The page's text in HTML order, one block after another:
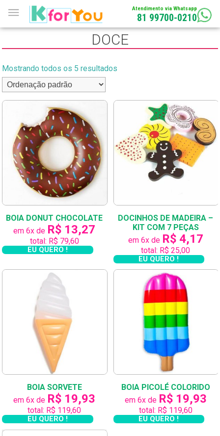
Atendimento via Whatsapp
81 99700-0210
DOCE
Mostrando todos os 5 resultados
BOIA DONUT CHOCOLATE
em 6x de R$ 13,27
total: R$ 79,60
EU QUERO !
DOCINHOS DE MADEIRA –
KIT COM 7 PEÇAS
em 6x de R$ 4,17
total: R$ 25,00
EU QUERO !
BOIA SORVETE
em 6x de R$ 19,93
total: R$ 119,60
EU QUERO !
BOIA PICOLÉ COLORIDO
em 6x de R$ 19,93
total: R$ 119,60
EU QUERO !